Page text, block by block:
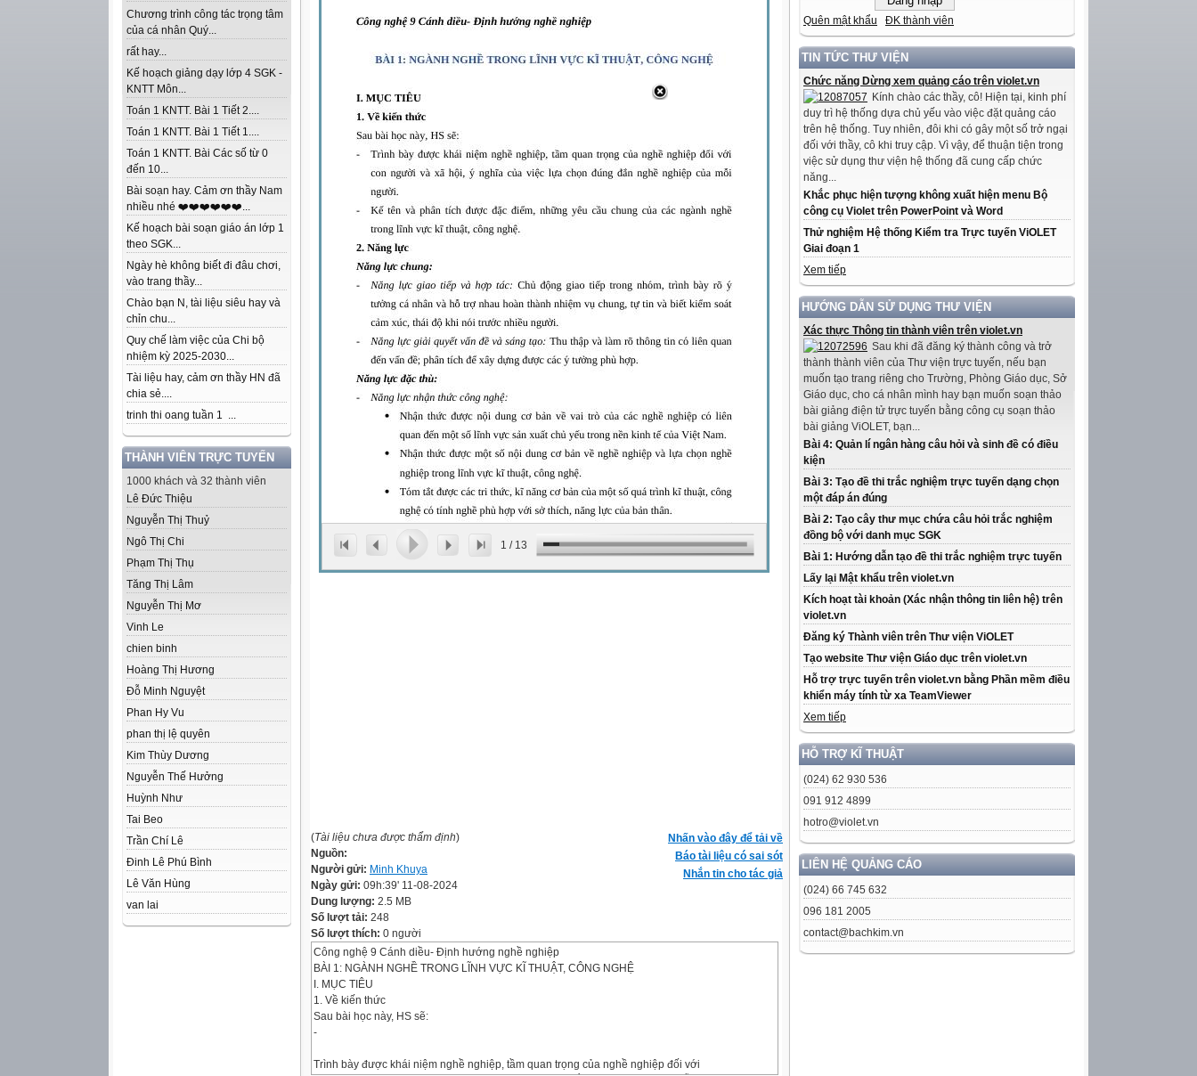
Chương trình công tác trọng tâm
của cá nhân Quý...
rất hay...
Kế hoạch giảng dạy lớp 4 SGK -
KNTT Môn...
Toán 1 KNTT. Bài 1 Tiết 2....
Toán 1 KNTT. Bài 1 Tiết 1....
Toán 1 KNTT. Bài Các số từ 0
đến 10...
Bài soạn hay. Cảm ơn thầy Nam
nhiều nhé ❤️❤️❤️❤️❤️❤️...
Kế hoạch bài soạn giáo án lớp 1
theo SGK...
Ngày hè không biết đi đâu chơi,
vào trang thầy...
Chào bạn N, tài liệu siêu hay và
chỉn chu...
Quy chế làm việc của Chi bộ
nhiệm kỳ 2025-2030...
Tài liệu hay, cảm ơn thầy HN đã
chia sẻ....
trinh thi oang tuần 1 ...
THÀNH VIÊN TRỰC TUYẾN
1000 khách và 32 thành viên
Lê Đức Thiệu
Nguyễn Thị Thuỷ
Ngô Thị Chi
Phạm Thị Thụ
Tăng Thị Lâm
Nguyễn Thị Mơ
Vinh Le
chien binh
Hoàng Thị Hương
Đỗ Minh Nguyệt
Phan Hy Vu
phan thị lệ quyên
Kim Thùy Dương
Nguyễn Thế Hưởng
Huỳnh Như
Tai Beo
Trần Chí Lê
Đinh Lê Phú Bình
Lê Văn Hùng
van lai
Quên mật khẩu ĐK thành viên
TIN TỨC THƯ VIỆN
Chức năng Dừng xem quảng cáo trên violet.vn
Kính chào các thầy, cô! Hiện tại, kinh phí
duy trì hệ thống dựa chủ yếu vào việc đặt quảng cáo
trên hệ thống. Tuy nhiên, đôi khi có gây một số trở ngại
đối với thầy, cô khi truy cập. Vì vậy, để thuận tiện trong
việc sử dụng thư viện hệ thống đã cung cấp chức
năng...
Khắc phục hiện tượng không xuất hiện menu Bộ
công cụ Violet trên PowerPoint và Word
Thử nghiệm Hệ thống Kiểm tra Trực tuyến ViOLET
Giai đoạn 1
Xem tiếp
HƯỚNG DẪN SỬ DỤNG THƯ VIỆN
Xác thực Thông tin thành viên trên violet.vn
Sau khi đã đăng ký thành công và trở
thành thành viên của Thư viện trực tuyến, nếu bạn
muốn tạo trang riêng cho Trường, Phòng Giáo dục, Sở
Giáo dục, cho cá nhân mình hay bạn muốn soạn thảo
bài giảng điện tử trực tuyến bằng công cụ soạn thảo
bài giảng ViOLET, bạn...
Bài 4: Quản lí ngân hàng câu hỏi và sinh đề có điều
kiện
Bài 3: Tạo đề thi trắc nghiệm trực tuyến dạng chọn
một đáp án đúng
Bài 2: Tạo cây thư mục chứa câu hỏi trắc nghiệm
đồng bộ với danh mục SGK
Bài 1: Hướng dẫn tạo đề thi trắc nghiệm trực tuyến
Lấy lại Mật khẩu trên violet.vn
Kích hoạt tài khoản (Xác nhận thông tin liên hệ) trên
violet.vn
Đăng ký Thành viên trên Thư viện ViOLET
Tạo website Thư viện Giáo dục trên violet.vn
Hỗ trợ trực tuyến trên violet.vn bằng Phần mềm điều
khiển máy tính từ xa TeamViewer
Xem tiếp
HỖ TRỢ KĨ THUẬT
(024) 62 930 536
091 912 4899
hotro@violet.vn
LIÊN HỆ QUẢNG CÁO
(024) 66 745 632
096 181 2005
contact@bachkim.vn
1 / 13
Nhấn vào đây để tải về
Báo tài liệu có sai sót
Nhắn tin cho tác giả
(Tài liệu chưa được thẩm định)
Nguồn:
Người gửi: Minh Khuya
Ngày gửi: 09h:39' 11-08-2024
Dung lượng: 2.5 MB
Số lượt tải: 248
Số lượt thích: 0 người
Công nghệ 9 Cánh diều- Định hướng nghề nghiệp
BÀI 1: NGÀNH NGHỀ TRONG LĨNH VỰC KĨ THUẬT, CÔNG NGHỆ
I. MỤC TIÊU
1. Về kiến thức
Sau bài học này, HS sẽ:
-
Trình bày được khái niệm nghề nghiệp, tầm quan trọng của nghề nghiệp đối với